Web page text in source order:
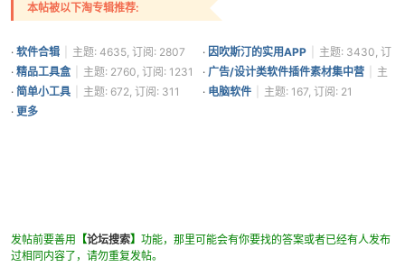
本帖被以下淘专辑推荐:
· 软件合辑 主题: 4635, 订阅: 2807 · 因吹斯汀的实用APP
主题: 3430, 订
阅: 1361
· 精品工具盒 主题: 2760, 订阅: 1231 · 广告/设计类软件插件素材集中营
主
题: 232, 订阅: 471
· 简单小工具 主题: 672, 订阅: 311 · 电脑软件
主题: 167, 订阅: 21
· 更多
发帖前要善用 【论坛搜索】 功能，那里可能会有你要找的答案或者已经有人发布
过相同内容了，请勿重复发帖。